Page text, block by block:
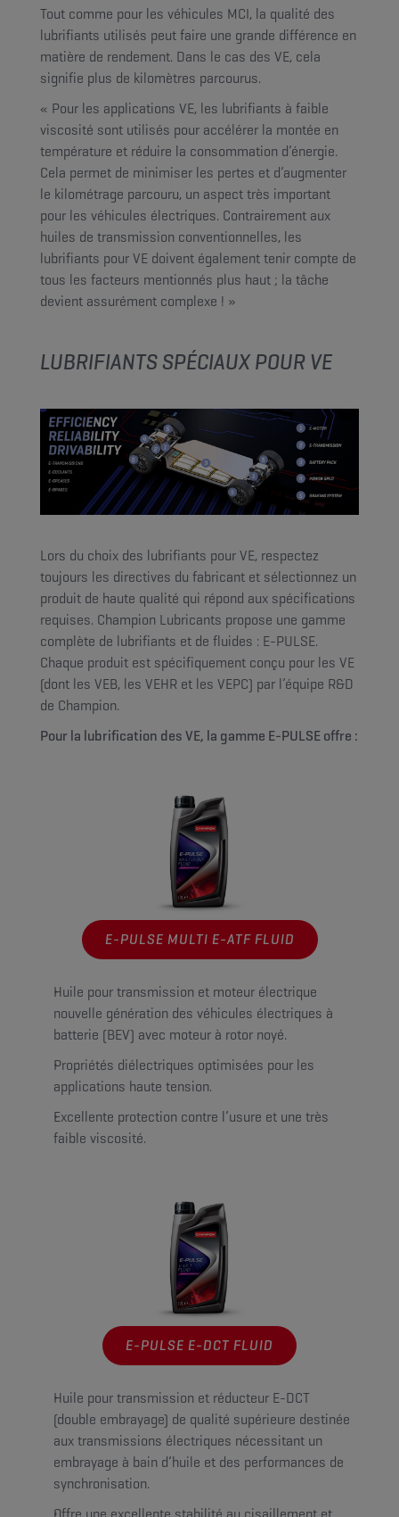
Tout comme pour les véhicules MCI, la qualité des
lubrifiants utilisés peut faire une grande différence en
matière de rendement. Dans le cas des VE, cela
signifie plus de kilomètres parcourus.
« Pour les applications VE, les lubrifiants à faible
viscosité sont utilisés pour accélérer la montée en
température et réduire la consommation d’énergie.
Cela permet de minimiser les pertes et d’augmenter
le kilométrage parcouru, un aspect très important
pour les véhicules électriques. Contrairement aux
huiles de transmission conventionnelles, les
lubrifiants pour VE doivent également tenir compte de
tous les facteurs mentionnés plus haut ; la tâche
devient assurément complexe ! »
LUBRIFIANTS SPÉCIAUX POUR VE
Lors du choix des lubrifiants pour VE, respectez
toujours les directives du fabricant et sélectionnez un
produit de haute qualité qui répond aux spécifications
requises. Champion Lubricants propose une gamme
complète de lubrifiants et de fluides : E-PULSE.
Chaque produit est spécifiquement conçu pour les VE
(dont les VEB, les VEHR et les VEPC) par l’équipe R&D
de Champion.
Pour la lubrification des VE, la gamme E-PULSE offre :
E-PULSE MULTI E-ATF FLUID
Huile pour transmission et moteur électrique
nouvelle génération des véhicules électriques à
batterie (BEV) avec moteur à rotor noyé.
Propriétés diélectriques optimisées pour les
applications haute tension.
Excellente protection contre l’usure et une très
faible viscosité.
E-PULSE E-DCT FLUID
Huile pour transmission et réducteur E-DCT
(double embrayage) de qualité supérieure destinée
aux transmissions électriques nécessitant un
embrayage à bain d’huile et des performances de
synchronisation.